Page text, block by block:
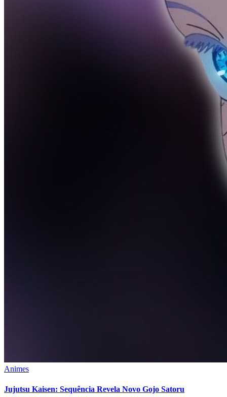
Animes
Jujutsu Kaisen: Sequência Revela Novo Gojo Satoru